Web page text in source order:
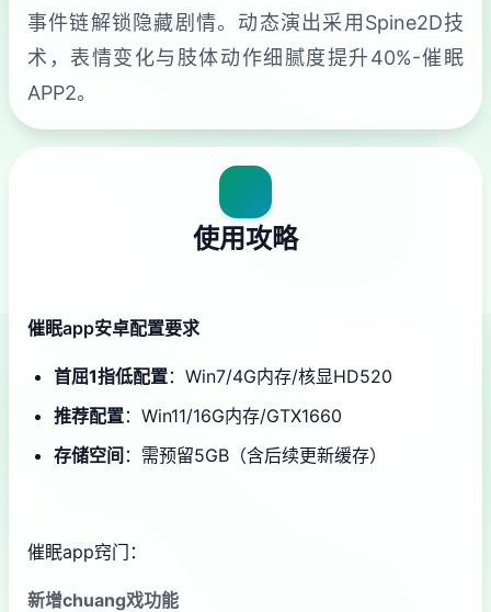
事件链解锁隐藏剧情。动态演出采用Spine2D技
术，表情变化与肢体动作细腻度提升40%-催眠
APP2。
使用攻略
催眠app安卓配置要求
​首屈1指低配置​​：Win7/4G内存/核显HD520
​推荐配置​​：Win11/16G内存/GTX1660
​存储空间​ ​：需预留5GB（含后续更新缓存）
催眠app窍门：
新增chuang戏功能